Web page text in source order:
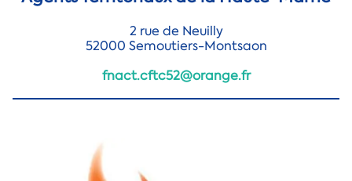
2 rue de Neuilly
52000 Semoutiers-Montsaon
fnact.cftc52@orange.fr